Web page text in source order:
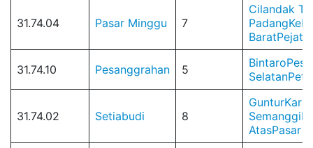
31.74.04 Pasar Minggu 7
Cilandak
Padang
Barat
31.74.10 Pesanggrahan 5 Bintaro
Selatan
31.74.02 Setiabudi 8
Guntur
Semanggi
AtasPasar